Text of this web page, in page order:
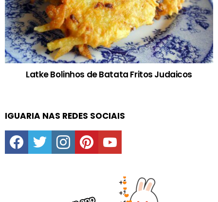
Latke Bolinhos de Batata Fritos Judaicos
IGUARIA NAS REDES SOCIAIS
facebooktwitter instagrampinterestyoutube